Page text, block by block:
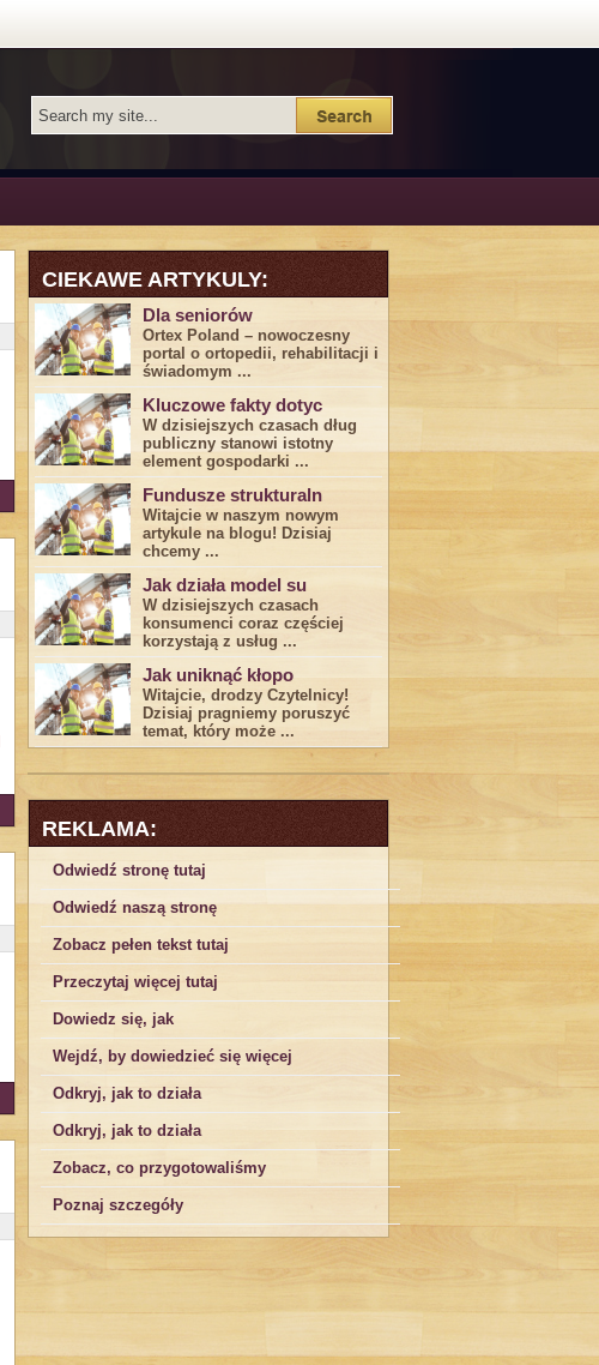
CIEKAWE ARTYKULY:
Dla seniorów
Ortex Poland – nowoczesny
portal o ortopedii, rehabilitacji i
świadomym ...
Kluczowe fakty dotyc
W dzisiejszych czasach dług
publiczny stanowi istotny
element gospodarki ...
Fundusze strukturaln
Witajcie w naszym nowym
artykule na blogu! Dzisiaj
chcemy ...
Jak działa model su
W dzisiejszych czasach
konsumenci ‌coraz częściej
korzystają z usług⁤ ...
Jak uniknąć kłopo
Witajcie, drodzy Czytelnicy!
Dzisiaj pragniemy poruszyć
temat, który może ...
REKLAMA:
Odwiedź stronę tutaj
Odwiedź naszą stronę
Zobacz pełen tekst tutaj
Przeczytaj więcej tutaj
Dowiedz się, jak
Wejdź, by dowiedzieć się więcej
Odkryj, jak to działa
Odkryj, jak to działa
Zobacz, co przygotowaliśmy
Poznaj szczegóły